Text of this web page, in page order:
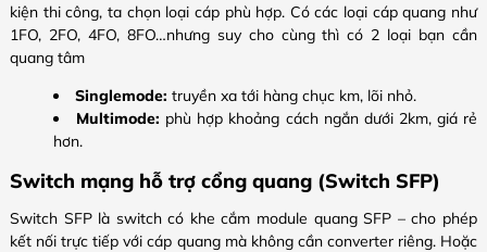
kiện thi công, ta chọn loại cáp phù hợp. Có các loại cáp quang như
1FO, 2FO, 4FO, 8FO…nhưng suy cho cùng thì có 2 loại bạn cần
quang tâm
Singlemode: truyền xa tới hàng chục km, lõi nhỏ.
Multimode: phù hợp khoảng cách ngắn dưới 2km, giá rẻ
hơn.
Switch mạng hỗ trợ cổng quang (Switch SFP)
Switch SFP là switch có khe cắm module quang SFP – cho phép
kết nối trực tiếp với cáp quang mà không cần converter riêng. Hoặc